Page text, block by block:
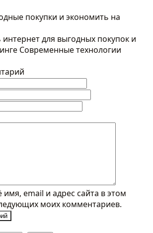
покупки и экономить на
интернет для выгодных покупок и
Современные технологии
email и адрес сайта в этом
моих комментариев.